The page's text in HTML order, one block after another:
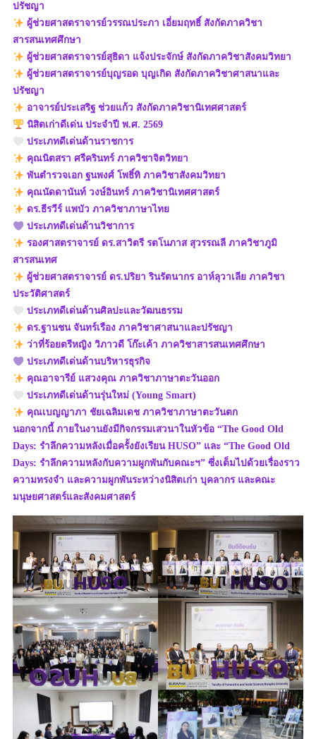
ปรัชญา
ผู้ช่วยศาสตราจารย์วรรณประภา เอี่ยมฤทธิ์ สังกัดภาควิชา
สารสนเทศศึกษา
ผู้ช่วยศาสตราจารย์สุธิดา แจ้งประจักษ์ สังกัดภาควิชาสังคมวิทยา
ผู้ช่วยศาสตราจารย์บุญรอด บุญเกิด สังกัดภาควิชาศาสนาและ
ปรัชญา
อาจารย์ประเสริฐ ช่วยแก้ว สังกัดภาควิชานิเทศศาสตร์
นิสิตเก่าดีเด่น ประจำปี พ.ศ. 2569
ประเภทดีเด่นด้านราชการ
คุณนิตสรา ศรีครินทร์ ภาควิชาจิตวิทยา
พันตำรวจเอก ฐนพงศ์ โพธิ์ทิ ภาควิชาสังคมวิทยา
คุณนัดดานันท์ วงษ์อินทร์ ภาควิชานิเทศศาสตร์
ดร.ธีรวีร์ แพบัว ภาควิชาภาษาไทย
ประเภทดีเด่นด้านวิชาการ
รองศาสตราจารย์ ดร.สาวิตรี รตโนภาส สุวรรณลี ภาควิชาภูมิ
สารสนเทศ
ผู้ช่วยศาสตราจารย์ ดร.ปริยา รินรัตนากร อาห์ลุวาเลีย ภาควิชา
ประวัติศาสตร์
ประเภทดีเด่นด้านศิลปะและวัฒนธรรม
ดร.ฐานชน จันทร์เรือง ภาควิชาศาสนาและปรัชญา
ว่าที่ร้อยตรีหญิง วิภาวดี โก๊ะเค้า ภาควิชาสารสนเทศศึกษา
ประเภทดีเด่นด้านบริหารธุรกิจ
คุณอาจารีย์ แสวงคุณ ภาควิชาภาษาตะวันออก
ประเภทดีเด่นด้านรุ่นใหม่ (Young Smart)
คุณเบญญาภา ชัยเฉลิมเดช ภาควิชาภาษาตะวันตก
นอกจากนี้ ภายในงานยังมีกิจกรรมเสวนาในหัวข้อ “The Good Old
Days: รำลึกความหลังเมื่อครั้งยังเรียน HUSO” และ “The Good Old
Days: รำลึกความหลังกับความผูกพันกับคณะฯ” ซึ่งเต็มไปด้วยเรื่องราว
ความทรงจำ และความผูกพันระหว่างนิสิตเก่า บุคลากร และคณะ
มนุษยศาสตร์และสังคมศาสตร์